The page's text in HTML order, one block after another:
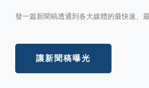
發一篇新聞稿透通到各大媒體的最快速、
讓新聞稿曝光